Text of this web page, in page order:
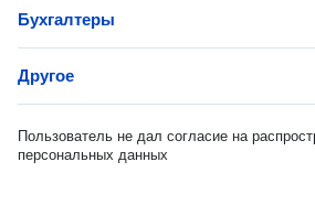
Бухгалтеры
Другое
Пользователь не дал согласие на
персональных данных